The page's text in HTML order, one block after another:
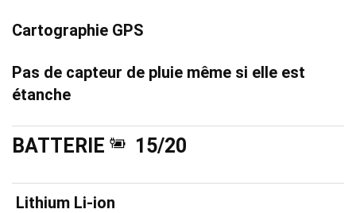
Cartographie GPS
Pas de capteur de pluie même si elle est
étanche
BATTERIE 15/20
Lithium Li-ion